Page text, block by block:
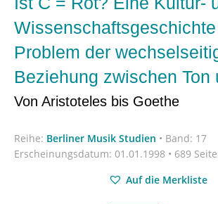
Problem der
Beziehung zwischen Ton
Von Aristoteles bis Goethe
Reihe: Berliner Musik Studien • Band: 17
Erscheinungsdatum: 01.01.1998 • 689
Auf die Merkliste